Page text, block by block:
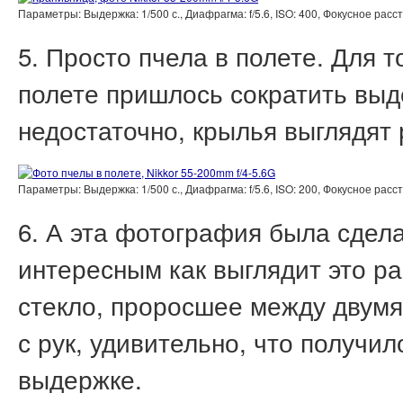
Параметры: Выдержка: 1/500 с., Диафрагма: f/5.6, ISO: 400, Фокусное
5. Просто пчела в полете. Для
полете пришлось сократить
недостаточно, крылья
Параметры: Выдержка: 1/500 с., Диафрагма: f/5.6, ISO: 200, Фокусное
6. А эта фотография была
интересным как выглядит это
стекло, проросшее между
с рук, удивительно, что
выдержке.